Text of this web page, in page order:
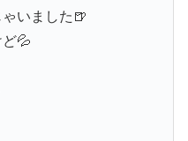
いました🍺
💦